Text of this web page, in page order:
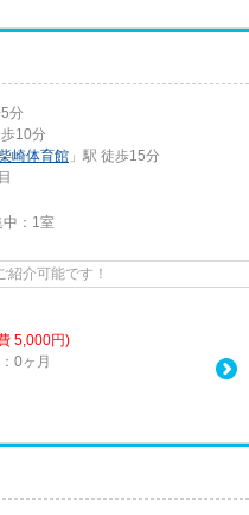
5分
歩10分
崎体育館 」駅 徒歩15分
： 1室
介可能です！
5,000円)
0ヶ月